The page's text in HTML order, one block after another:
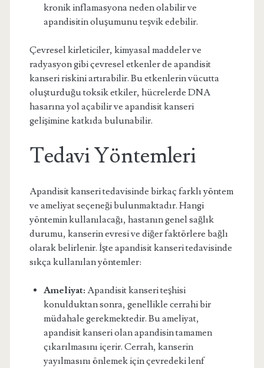
kronik inflamasyona neden olabilir ve
apandisitin oluşumunu teşvik edebilir.
Çevresel kirleticiler, kimyasal maddeler ve
radyasyon gibi çevresel etkenler de apandisit
kanseri riskini artırabilir. Bu etkenlerin vücutta
oluşturduğu toksik etkiler, hücrelerde DNA
hasarına yol açabilir ve apandisit kanseri
gelişimine katkıda bulunabilir.
Tedavi Yöntemleri
Apandisit kanseri tedavisinde birkaç farklı yöntem
ve ameliyat seçeneği bulunmaktadır. Hangi
yöntemin kullanılacağı, hastanın genel sağlık
durumu, kanserin evresi ve diğer faktörlere bağlı
olarak belirlenir. İşte apandisit kanseri tedavisinde
sıkça kullanılan yöntemler:
Ameliyat: Apandisit kanseri teşhisi
konulduktan sonra, genellikle cerrahi bir
müdahale gerekmektedir. Bu ameliyat,
apandisit kanseri olan apandisin tamamen
çıkarılmasını içerir. Cerrah, kanserin
yayılmasını önlemek için çevredeki lenf